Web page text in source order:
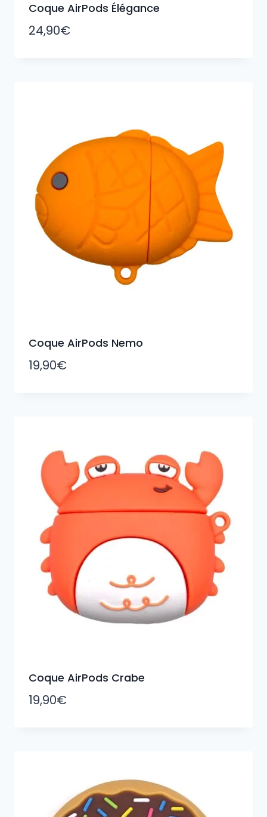
Coque AirPods Élégance
24,90€
Coque AirPods Nemo
19,90€
Coque AirPods Crabe
19,90€